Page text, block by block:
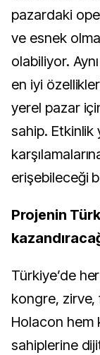
pazardaki
ve esnek
olabiliyor.
en iyi
yerel pazar
sahip.
erişebileceği
Projenin
Türkiye’de
kongre, zirve,
Holacon hem
sahiplerine